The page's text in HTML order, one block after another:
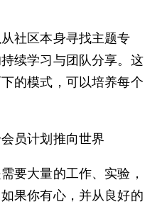
社区本身寻找主题专
续学习与团队分享。这
的模式，可以培养每个
员计划推向世界
要大量的工作、实验，
果你有心，并从良好的